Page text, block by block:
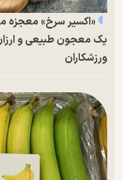
«اکسیر سرخ» معجزه
یک معجون طبیعی و
ورزشکاران